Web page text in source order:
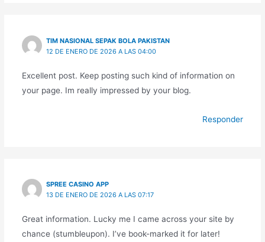
TIM NASIONAL SEPAK BOLA PAKISTAN
12 DE ENERO DE 2026 A LAS 04:00
Excellent post. Keep posting such kind of information on
your page. Im really impressed by your blog.
Responder
SPREE CASINO APP
13 DE ENERO DE 2026 A LAS 07:17
Great information. Lucky me I came across your site by
chance (stumbleupon). I’ve book-marked it for later!